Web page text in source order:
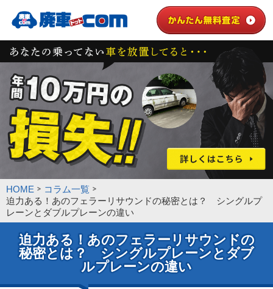
HOME
コラム一覧
迫力ある！あのフェラーリサウンドの秘密とは？ シングルプ
レーンとダブルプレーンの違い
迫力ある！あのフェラーリサウンドの
秘密とは？ シングルプレーンとダブ
ルプレーンの違い